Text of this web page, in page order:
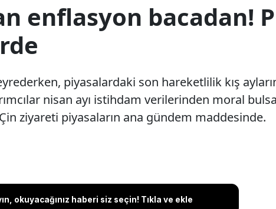
enflasyon bacadan!
piyasalardaki son hareketlilik kış
nisan ayı istihdam verilerinden moral
ziyareti piyasaların ana gündem maddesinde.
okuyacağınız haberi siz seçin! Tıkla ve ekle